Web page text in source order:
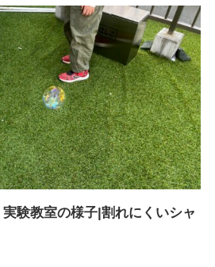
実験教室の様子|割れにくいシャ